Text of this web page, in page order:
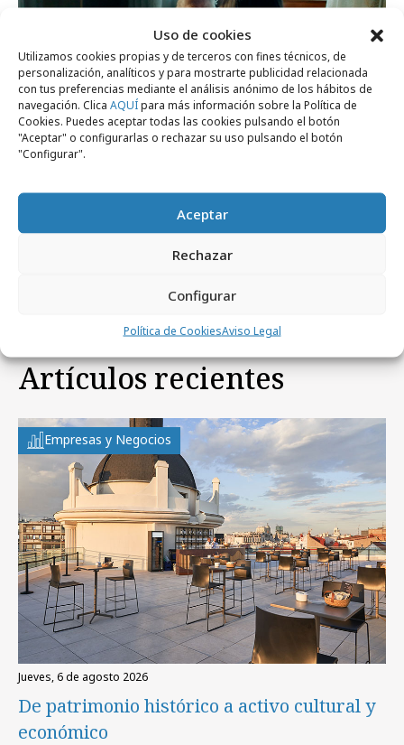
Uso de cookies
Utilizamos cookies propias y de terceros con fines técnicos, de
personalización, analíticos y para mostrarte publicidad relacionada
con tus preferencias mediante el análisis anónimo de los hábitos de
navegación. Clica AQUÍpara más información sobre la Política de
Cookies. Puedes aceptar todas las cookies pulsando el botón
"Aceptar" o configurarlas o rechazar su uso pulsando el botón
"Configurar".
Aceptar
Rechazar
Configurar
Política de CookiesAviso Legal
lunes, 19 de mayo 2025
“De: tod+s. Para: tod+s”, nuevo concepto de
Artículos recientes
Empresas y Negocios
jueves, 6 de agosto 2026
De patrimonio histórico a activo cultural y
económico